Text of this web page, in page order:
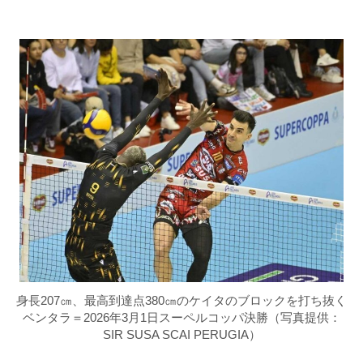
身長207㎝、最高到達点380㎝のケイタのブロックを打ち抜く
ベンタラ＝2026年3月1日スーペルコッパ決勝（写真提供：
SIR SUSA SCAI PERUGIA）